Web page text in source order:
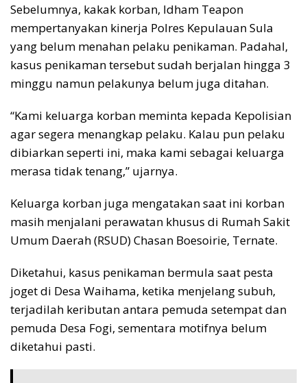
Sebelumnya, kakak korban, Idham Teapon
mempertanyakan kinerja Polres Kepulauan Sula
yang belum menahan pelaku penikaman. Padahal,
kasus penikaman tersebut sudah berjalan hingga 3
minggu namun pelakunya belum juga ditahan.
“Kami keluarga korban meminta kepada Kepolisian
agar segera menangkap pelaku. Kalau pun pelaku
dibiarkan seperti ini, maka kami sebagai keluarga
merasa tidak tenang,” ujarnya.
Keluarga korban juga mengatakan saat ini korban
masih menjalani perawatan khusus di Rumah Sakit
Umum Daerah (RSUD) Chasan Boesoirie, Ternate.
Diketahui, kasus penikaman bermula saat pesta
joget di Desa Waihama, ketika menjelang subuh,
terjadilah keributan antara pemuda setempat dan
pemuda Desa Fogi, sementara motifnya belum
diketahui pasti.